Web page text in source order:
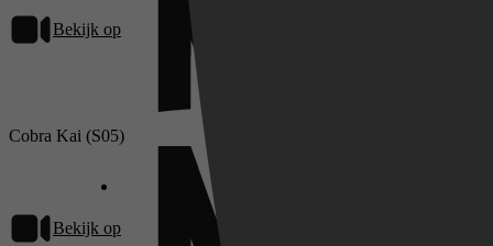
Bekijk op
Cobra Kai (S05)
Bekijk op